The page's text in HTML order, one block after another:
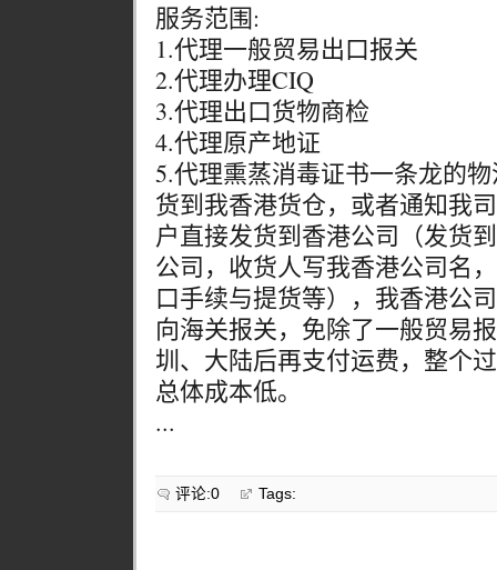
服务范围:
1.代理一般贸易出口报关
2.代理办理CIQ
3.代理出口货物商检
4.代理原产地证
5.代理熏蒸消毒证书一条龙的
货到我香港货仓，或者通知我
户直接发货到香港公司（发货
公司，收货人写我香港公司名
口手续与提货等），我香港公
向海关报关，免除了一般贸易
圳、大陆后再支付运费，整个
总体成本低。
...
评论:0 Tags: